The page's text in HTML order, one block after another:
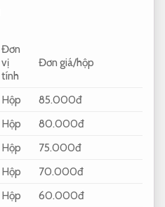
Đơn
vị
tính
Đơn giá/hộp
Hộp
85.000đ
Hộp
80.000đ
Hộp
75.000đ
Hộp
70.000đ
Hộp 60.000đ